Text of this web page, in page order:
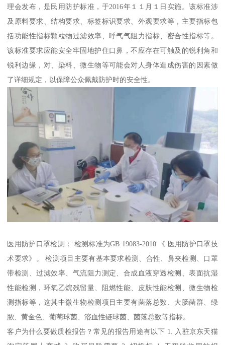
理会发布，是民用防护标准，于2016年１１月１日实施。该标准涉
及原料要求、结构要求、标签标识要求、外观要求等，主要指标包
括功能性指标颗粒物过滤效率、呼气气阻力指标、密合性指标等。
该标准要求应能安全牢固地护住口鼻，不应存在可触及的锐利角和
锐利边缘，对、染料、微生物等可能会对人身体造成伤害的因素做
了详细规定，以保障公众佩戴防护时的安全性。
医用防护口罩检测： 检测标准为GB 19083-2010 《 医用防护口罩技
术要求》。 检测项目主要有基本要求检测、合性、鼻夹检测、口罩
带检测、过滤效率、气流阻力测定、合成血液穿透检测、表面抗湿
性能检测，环氧乙烷残留量、阻燃性能、皮肤性能检测、微生物检
测指标等，这其中微生物检测项目主要有菌落总数、大肠菌群、绿
脓、黄金色、葡萄球菌、溶血性链球菌、菌落总数等指标。
客户为什么要做质检报告？常见的报告用途有以下 1. 入驻京东天猫